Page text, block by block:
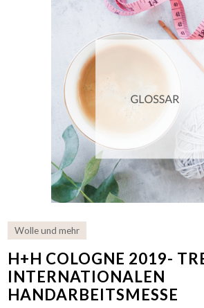
Wolle und mehr
H+H COLOGNE 2019-
INTERNATIONALEN
HANDARBEITSMESSE